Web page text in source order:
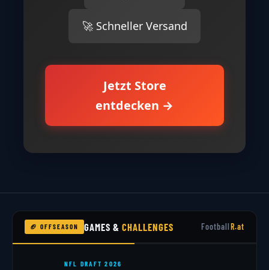
🚀 Schneller Versand
Jetzt Store
entdecken →
🏈 OFFSEASON GAMES &CHALLENGES FootballR.at
NFL DRAFT 2026